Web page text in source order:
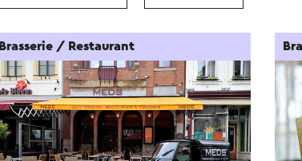
Brasserie / Restaurant